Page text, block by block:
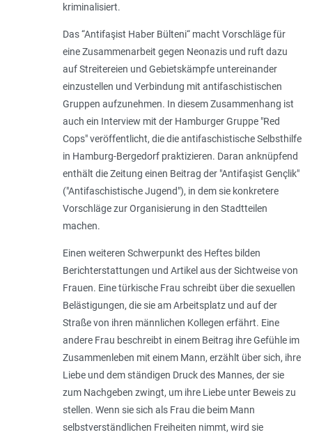
kriminalisiert.
Das “Antifaşist Haber Bülteni“ macht Vorschläge für
eine Zusammenarbeit gegen Neonazis und ruft dazu
auf Streitereien und Gebietskämpfe untereinander
einzustellen und Verbindung mit antifaschistischen
Gruppen aufzunehmen. In diesem Zusammenhang ist
auch ein Interview mit der Hamburger Gruppe "Red
Cops" veröffentlicht, die die antifaschistische Selbsthilfe
in Hamburg-Bergedorf praktizieren. Daran anknüpfend
enthält die Zeitung einen Beitrag der "Antifaşist Gençlik"
("Antifaschistische Jugend"), in dem sie konkretere
Vorschläge zur Organisierung in den Stadtteilen
machen.
Einen weiteren Schwerpunkt des Heftes bilden
Berichterstattungen und Artikel aus der Sichtweise von
Frauen. Eine türkische Frau schreibt über die sexuellen
Belästigungen, die sie am Arbeitsplatz und auf der
Straße von ihren männlichen Kollegen erfährt. Eine
andere Frau beschreibt in einem Beitrag ihre Gefühle im
Zusammenleben mit einem Mann, erzählt über sich, ihre
Liebe und dem ständigen Druck des Mannes, der sie
zum Nachgeben zwingt, um ihre Liebe unter Beweis zu
stellen. Wenn sie sich als Frau die beim Mann
selbstverständlichen Freiheiten nimmt, wird sie